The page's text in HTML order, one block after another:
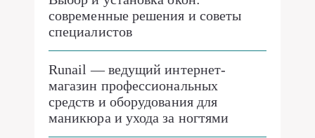
современные решения и советы
специалистов
Runail — ведущий интернет-
магазин профессиональных
средств и оборудования для
маникюра и ухода за ногтями